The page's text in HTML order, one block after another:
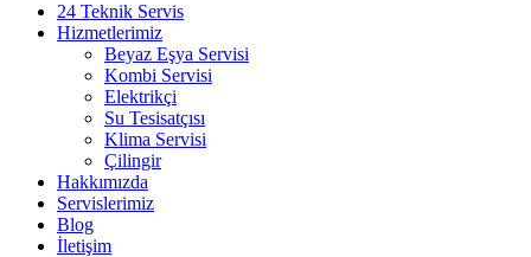
24 Teknik Servis
Hizmetlerimiz
Beyaz Eşya Servisi
Kombi Servisi
Elektrikçi
Su Tesisatçısı
Klima Servisi
Çilingir
Hakkımızda
Servislerimiz
Blog
İletişim